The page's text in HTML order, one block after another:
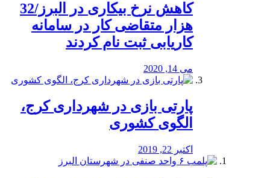
کاهش نرخ بیکاری در البرز/32
هزار متقاضی کار در سامانه
کاریابی ثبت نام کردند
می 14, 2020
پارتی بازی در شهرداری کرج،
الگوی کشوری
اکتبر 22, 2019